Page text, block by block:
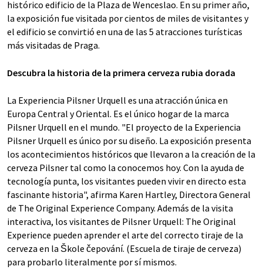
histórico edificio de la Plaza de Wenceslao. En su primer año,
la exposición fue visitada por cientos de miles de visitantes y
el edificio se convirtió en una de las 5 atracciones turísticas
más visitadas de Praga.
Descubra la historia de la primera cerveza rubia dorada
La Experiencia Pilsner Urquell es una atracción única en
Europa Central y Oriental. Es el único hogar de la marca
Pilsner Urquell en el mundo. "El proyecto de la Experiencia
Pilsner Urquell es único por su diseño. La exposición presenta
los acontecimientos históricos que llevaron a la creación de la
cerveza Pilsner tal como la conocemos hoy. Con la ayuda de
tecnología punta, los visitantes pueden vivir en directo esta
fascinante historia", afirma Karen Hartley, Directora General
de The Original Experience Company. Además de la visita
interactiva, los visitantes de Pilsner Urquell: The Original
Experience pueden aprender el arte del correcto tiraje de la
cerveza en la Škole čepování. (Escuela de tiraje de cerveza)
para probarlo literalmente por sí mismos.